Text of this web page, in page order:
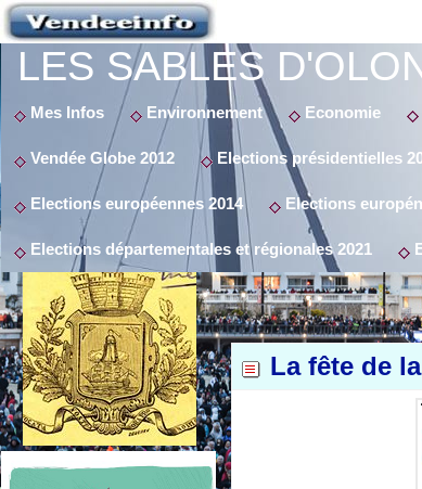
LES SABLES
Mes Infos Environnement Economie
Vendée Globe 2012 Elections présidentielles
Elections européennes 2014 Elections
Elections départementales et régionales 2021
La fête de